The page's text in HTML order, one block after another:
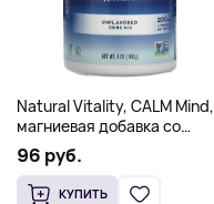
Natural Vitality, CALM Mind,
магниевая добавка со
смесью для приготовления
напитков с L-теанином, без
добавок, 168 г (6 унций)
96 руб.
КУПИТЬ